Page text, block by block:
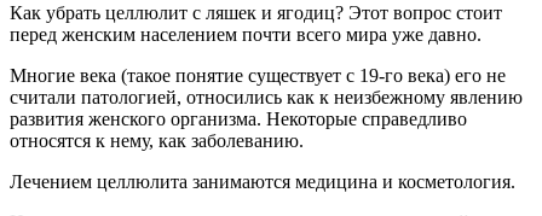
Как убрать целлюлит с ляшек и ягодиц? Этот вопрос стоит
перед женским населением почти всего мира уже давно.
Многие века (такое понятие существует с 19-го века) его не
считали патологией, относились как к неизбежному явлению
развития женского организма. Некоторые справедливо
относятся к нему, как заболеванию.
Лечением целлюлита занимаются медицина и косметология.